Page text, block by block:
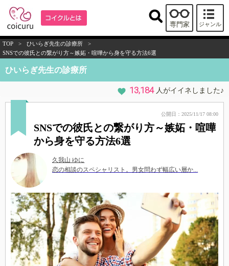
ジャンル
専門家
TOP > ひいらぎ先生の診療所
>
SNSでの彼氏との繋がり方～嫉妬・喧嘩から身を守る方法6選
ひいらぎ先生の診療所
13,184 人がイイネしました♪
公開日：2025/11/17 08:00
SNSでの彼氏との繋がり方～嫉妬・喧嘩
から身を守る方法6選
久我山 ゆに
恋の相談のスペシャリスト。男女問わず幅広い層か...